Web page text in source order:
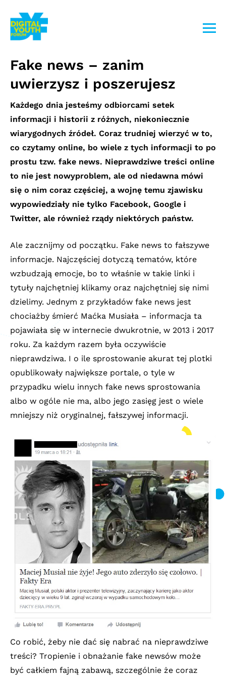
treści
Fake news – zanim
uwierzysz i poszerujesz
Każdego dnia jesteśmy odbiorcami setek
informacji i historii z różnych, niekoniecznie
wiarygodnych źródeł. Coraz trudniej wierzyć w to,
co czytamy online, bo wiele z tych informacji to po
prostu tzw. fake news. Nieprawdziwe treści online
to nie jest nowyproblem, ale od niedawna mówi
się o nim coraz częściej, a wojnę temu zjawisku
wypowiedziały nie tylko Facebook, Google i
Twitter, ale również rządy niektórych państw.
Ale zacznijmy od początku. Fake news to fałszywe
informacje. Najczęściej dotyczą tematów, które
wzbudzają emocje, bo to właśnie w takie linki i
tytuły najchętniej klikamy oraz najchętniej się nimi
dzielimy. Jednym z przykładów fake news jest
chociażby śmierć Maćka Musiała – informacja ta
pojawiała się w internecie dwukrotnie, w 2013 i 2017
roku. Za każdym razem była oczywiście
nieprawdziwa. I o ile sprostowanie akurat tej plotki
opublikowały największe portale, o tyle w
przypadku wielu innych fake news sprostowania
albo w ogóle nie ma, albo jego zasięg jest o wiele
mniejszy niż oryginalnej, fałszywej informacji.
Co robić, żeby nie dać się nabrać na nieprawdziwe
treści? Tropienie i obnażanie fake newsów może
być całkiem fajną zabawą, szczególnie że coraz